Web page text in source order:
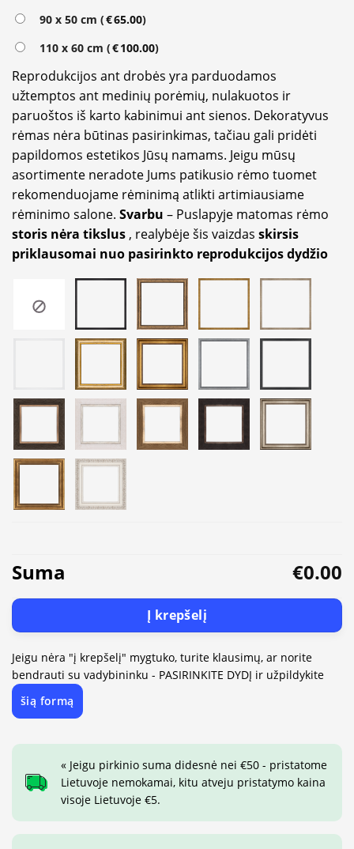
90 x 50 cm (€65.00)
110 x 60 cm (€100.00)
Reprodukcijos ant drobės yra parduodamos
užtemptos ant medinių porėmių, nulakuotos ir
paruoštos iš karto kabinimui ant sienos. Dekoratyvus
rėmas nėra būtinas pasirinkimas, tačiau gali pridėti
papildomos estetikos Jūsų namams. Jeigu mūsų
asortimente neradote Jums patikusio rėmo tuomet
rekomenduojame rėminimą atlikti artimiausiame
rėminimo salone. Svarbu – Puslapyje matomas rėmo
storis nėra tikslus , realybėje šis vaizdas skirsis
priklausomai nuo pasirinkto reprodukcijos dydžio
Suma €0.00
Į krepšelį
Jeigu nėra "į krepšelį" mygtuko, turite klausimų, ar norite
bendrauti su vadybininku - PASIRINKITE DYDĮ ir užpildykite
šią formą
« Jeigu pirkinio suma didesnė nei €50 - pristatome
Lietuvoje nemokamai, kitu atveju pristatymo kaina
visoje Lietuvoje €5.